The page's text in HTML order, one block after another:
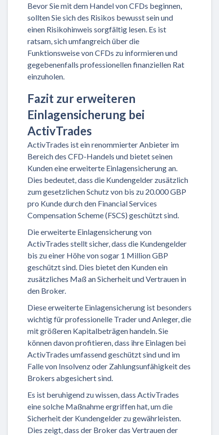
Bevor Sie mit dem Handel von CFDs beginnen,
sollten Sie sich des Risikos bewusst sein und
einen Risikohinweis sorgfältig lesen. Es ist
ratsam, sich umfangreich über die
Funktionsweise von CFDs zu informieren und
gegebenenfalls professionellen finanziellen Rat
einzuholen.
Fazit zur erweiteren
Einlagensicherung bei
ActivTrades
ActivTrades ist ein renommierter Anbieter im
Bereich des CFD-Handels und bietet seinen
Kunden eine erweiterte Einlagensicherung an.
Dies bedeutet, dass die Kundengelder zusätzlich
zum gesetzlichen Schutz von bis zu 20.000 GBP
pro Kunde durch den Financial Services
Compensation Scheme (FSCS) geschützt sind.
Die erweiterte Einlagensicherung von
ActivTrades stellt sicher, dass die Kundengelder
bis zu einer Höhe von sogar 1 Million GBP
geschützt sind. Dies bietet den Kunden ein
zusätzliches Maß an Sicherheit und Vertrauen in
den Broker.
Diese erweiterte Einlagensicherung ist besonders
wichtig für professionelle Trader und Anleger, die
mit größeren Kapitalbeträgen handeln. Sie
können davon profitieren, dass ihre Einlagen bei
ActivTrades umfassend geschützt sind und im
Falle von Insolvenz oder Zahlungsunfähigkeit des
Brokers abgesichert sind.
Es ist beruhigend zu wissen, dass ActivTrades
eine solche Maßnahme ergriffen hat, um die
Sicherheit der Kundengelder zu gewährleisten.
Dies zeigt, dass der Broker das Vertrauen der